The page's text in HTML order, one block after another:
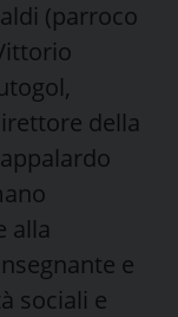
(parroco
della
alla
e
sociali e